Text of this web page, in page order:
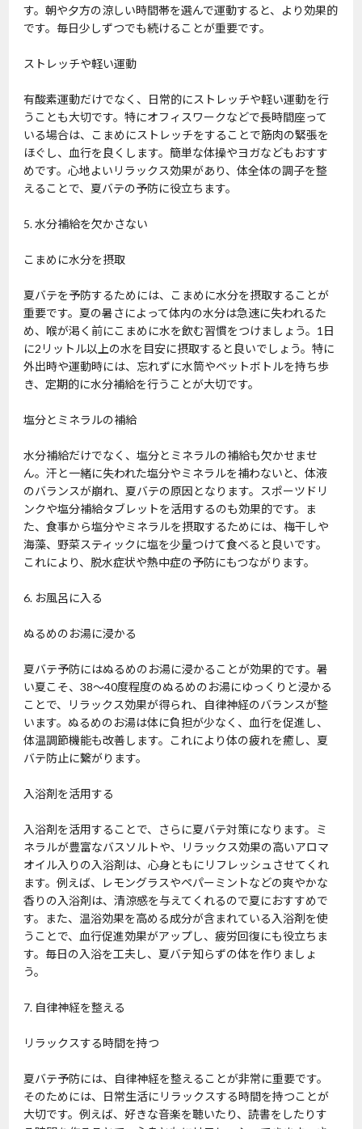
す。朝や夕方の涼しい時間帯を選んで運動すると、より効果的
です。毎日少しずつでも続けることが重要です。
ストレッチや軽い運動
有酸素運動だけでなく、日常的にストレッチや軽い運動を行
うことも大切です。特にオフィスワークなどで長時間座って
いる場合は、こまめにストレッチをすることで筋肉の緊張を
ほぐし、血行を良くします。簡単な体操やヨガなどもおすす
めです。心地よいリラックス効果があり、体全体の調子を整
えることで、夏バテの予防に役立ちます。
5. 水分補給を欠かさない
こまめに水分を摂取
夏バテを予防するためには、こまめに水分を摂取することが
重要です。夏の暑さによって体内の水分は急速に失われるた
め、喉が渇く前にこまめに水を飲む習慣をつけましょう。1日
に2リットル以上の水を目安に摂取すると良いでしょう。特に
外出時や運動時には、忘れずに水筒やペットボトルを持ち歩
き、定期的に水分補給を行うことが大切です。
塩分とミネラルの補給
水分補給だけでなく、塩分とミネラルの補給も欠かせませ
ん。汗と一緒に失われた塩分やミネラルを補わないと、体液
のバランスが崩れ、夏バテの原因となります。スポーツドリ
ンクや塩分補給タブレットを活用するのも効果的です。ま
た、食事から塩分やミネラルを摂取するためには、梅干しや
海藻、野菜スティックに塩を少量つけて食べると良いです。
これにより、脱水症状や熱中症の予防にもつながります。
6. お風呂に入る
ぬるめのお湯に浸かる
夏バテ予防にはぬるめのお湯に浸かることが効果的です。暑
い夏こそ、38～40度程度のぬるめのお湯にゆっくりと浸かる
ことで、リラックス効果が得られ、自律神経のバランスが整
います。ぬるめのお湯は体に負担が少なく、血行を促進し、
体温調節機能も改善します。これにより体の疲れを癒し、夏
バテ防止に繋がります。
入浴剤を活用する
入浴剤を活用することで、さらに夏バテ対策になります。ミ
ネラルが豊富なバスソルトや、リラックス効果の高いアロマ
オイル入りの入浴剤は、心身ともにリフレッシュさせてくれ
ます。例えば、レモングラスやペパーミントなどの爽やかな
香りの入浴剤は、清涼感を与えてくれるので夏におすすめで
す。また、温浴効果を高める成分が含まれている入浴剤を使
うことで、血行促進効果がアップし、疲労回復にも役立ちま
す。毎日の入浴を工夫し、夏バテ知らずの体を作りましょ
う。
7. 自律神経を整える
リラックスする時間を持つ
夏バテ予防には、自律神経を整えることが非常に重要です。
そのためには、日常生活にリラックスする時間を持つことが
大切です。例えば、好きな音楽を聴いたり、読書をしたりす